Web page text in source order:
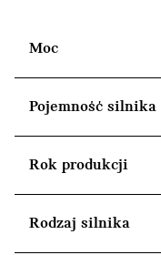
Moc
Pojemność silnika
Rok produkcji
Rodzaj silnika